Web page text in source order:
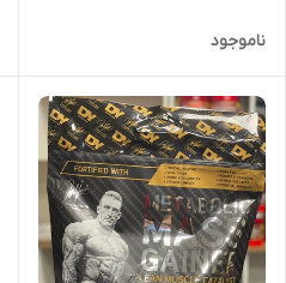
ناموجود